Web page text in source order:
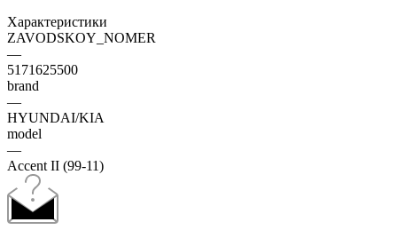
Характеристики
ZAVODSKOY_NOMER
—
5171625500
brand
—
HYUNDAI/KIA
model
—
Accent II (99-11)